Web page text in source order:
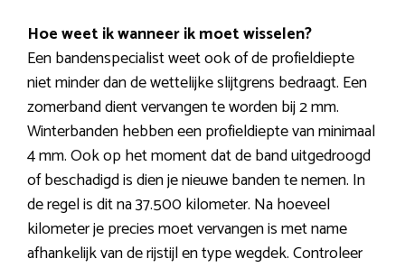
Hoe weet ik wanneer ik moet wisselen?
Een bandenspecialist weet ook of de profieldiepte
niet minder dan de wettelijke slijtgrens bedraagt. Een
zomerband dient vervangen te worden bij 2 mm.
Winterbanden hebben een profieldiepte van minimaal
4 mm. Ook op het moment dat de band uitgedroogd
of beschadigd is dien je nieuwe banden te nemen. In
de regel is dit na 37.500 kilometer. Na hoeveel
kilometer je precies moet vervangen is met name
afhankelijk van de rijstijl en type wegdek. Controleer